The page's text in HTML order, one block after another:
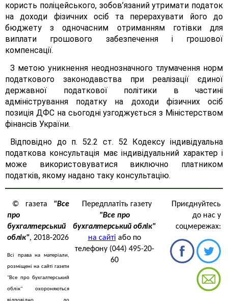
користь поліцейського, зобов’язаний утримати податок
на доходи фізичних осіб та перерахувати його до
бюджету з одночасним отриманням готівки для
виплати грошового забезпечення і грошової
компенсації.
З метою уникнення неоднозначного тлумачення норм
податкового законодавства при реалізації єдиної
державної податкової політики в частині
адміністрування податку на доходи фізичних осіб
позиція ДФС на сьогодні узгоджується з Міністерством
фінансів України.
Відповідно до п. 52.2 ст. 52 Кодексу індивідуальна
податкова консультація має індивідуальний характер і
може використовуватися виключно платником
податків, якому надано таку консультацію.
© газета "Все
про
бухгалтерський
облік", 2018-2026
Всі права на матеріали,
розміщені на сайті газети
"Все про бухгалтерський
облік" охороняються
Передплатіть газету
"Все про
бухгалтерський облік"
на сайті або по
телефону (044) 495-20-
60
Приєднуйтесь
до нас у
соцмережах: